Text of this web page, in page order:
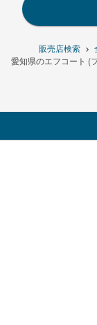
販売店検索
愛知県のエフコート (